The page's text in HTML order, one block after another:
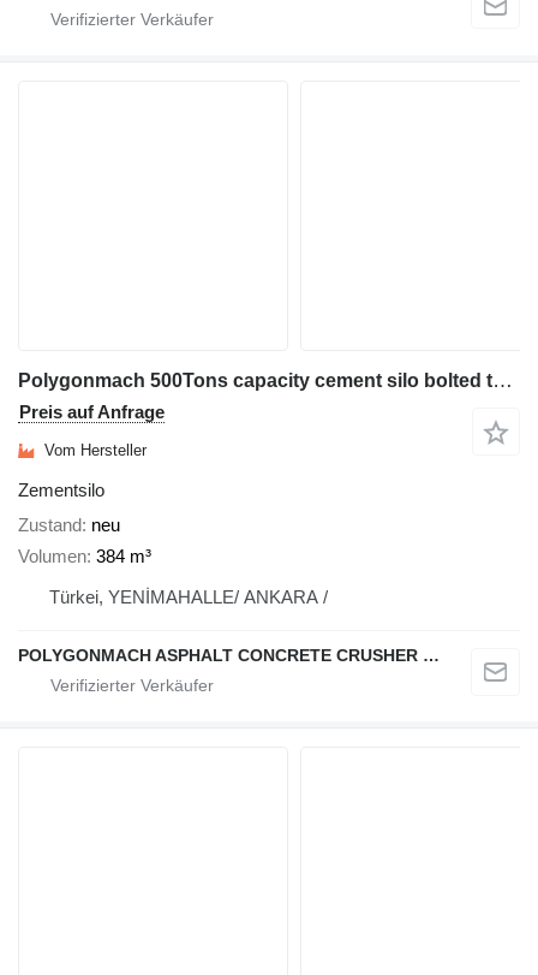
Polygonmach 500Tons capacity cement silo bolted type
Preis auf Anfrage
Vom Hersteller
Zementsilo
Zustand neu
Volumen 384 m³
Türkei, YENİMAHALLE/ ANKARA /
POLYGONMACH ASPHALT CONCRETE CRUSHER SYSTEMS